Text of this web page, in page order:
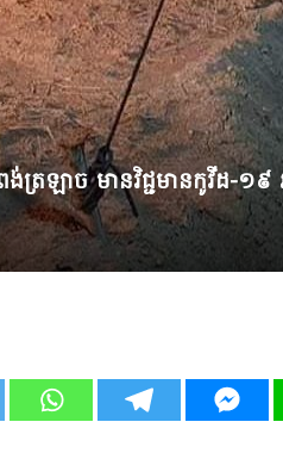
ង់ត្រឡាច មានវិជ្ជមានកូវីដ-១